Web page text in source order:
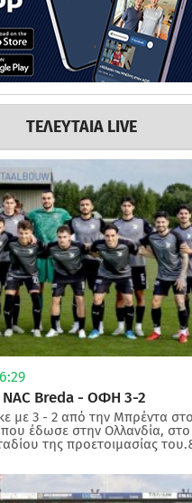
ΤΕΛΕΥΤΑΙΑ LIVE
NAC Breda - ΟΦΗ 3-2
με 3 - 2 από την Μπρέντα
που έδωσε στην Ολλανδία, στο
της προετοιμασίας